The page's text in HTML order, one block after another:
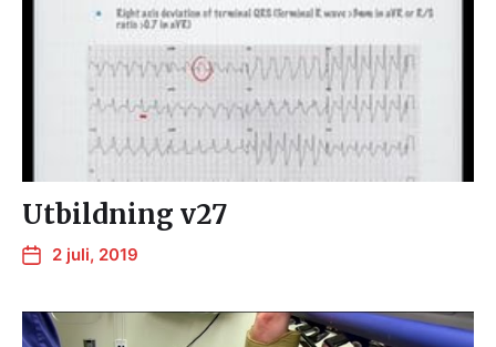
Utbildning v27
2 juli, 2019